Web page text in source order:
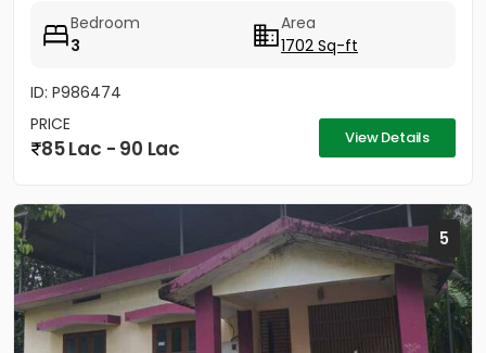
Bedroom
3
Area
1702 Sq-ft
ID: P986474
PRICE
85 Lac - 90 Lac View Details
5